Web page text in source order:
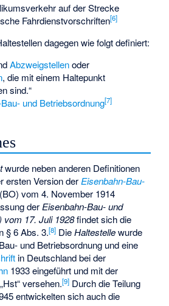
auf der Strecke
Fahrdienstvorschriften[6]
dagegen wie folgt definiert:
Abzweigstellenoder
, die mit einem Haltepunkt
sind.“
und Betriebsordnung[7]
wurde neben anderen Definitionen
ersten Version derEisenbahn-Bau-
vom 4. November 1914
derEisenbahn-Bau- und
vom 17. Juli 1928findet sich die
§ 6 Abs. 3.[8] DieHaltestellewurde
und Betriebsordnung und eine
in Deutschland bei der
1933 eingeführt und mit der
versehen.[9] Durch die Teilung
entwickelten sich auch die